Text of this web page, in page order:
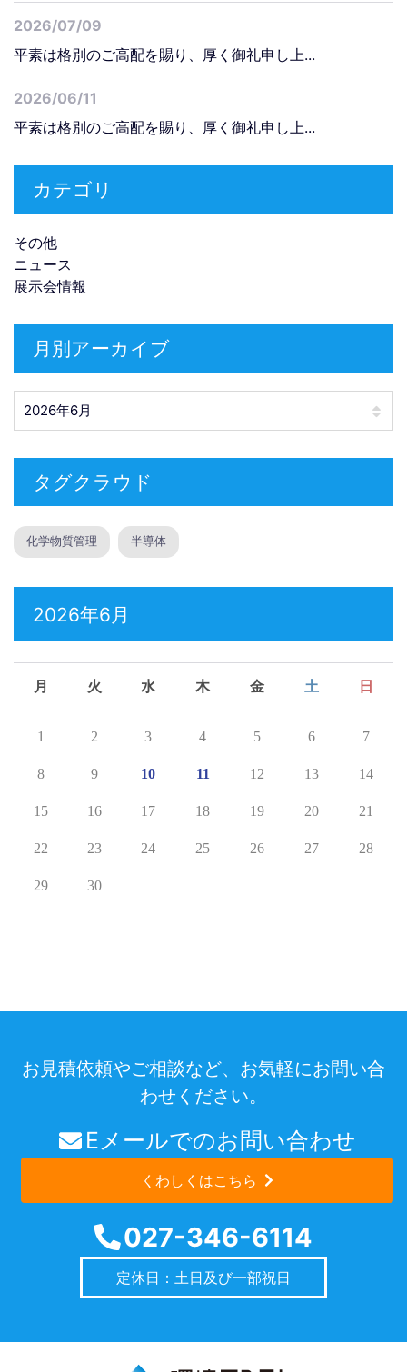
2026/07/09
平素は格別のご高配を賜り、厚く御礼申し上...
2026/06/11
平素は格別のご高配を賜り、厚く御礼申し上...
カテゴリ
その他
ニュース
展示会情報
月別アーカイブ
月別アーカイブ
タグクラウド
化学物質管理 半導体
2026年6月
月 火 水 木 金 土 日
1 2 3 4 5 6 7
8 9 10 11 12 13 14
15 16 17 18 19 20 21
22 23 24 25 26 27 28
29 30
お見積依頼やご相談など、お気軽にお問い合
わせください。
Eメールでのお問い合わせ
くわしくはこちら
027-346-6114
定休日：土日及び一部祝日